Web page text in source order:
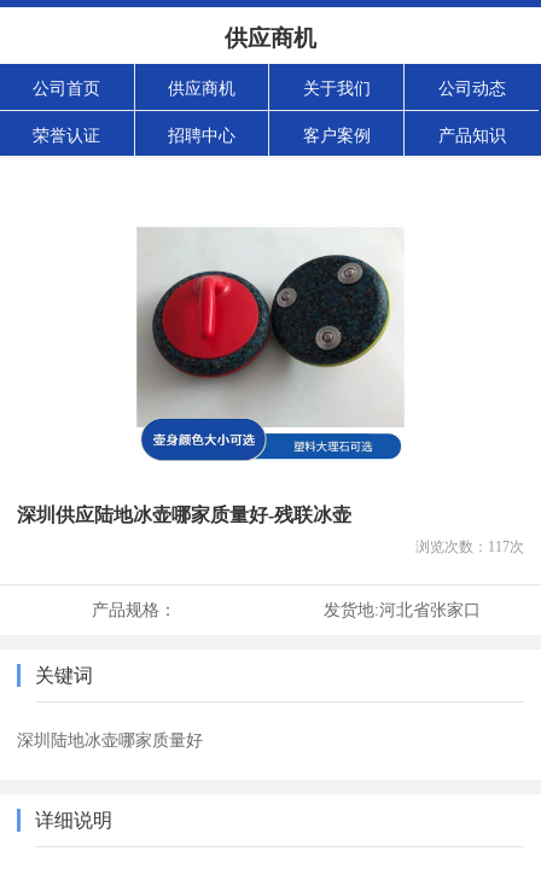
供应商机
公司首页 供应商机 关于我们 公司动态
荣誉认证 招聘中心 客户案例 产品知识
深圳供应陆地冰壶哪家质量好-残联冰壶
浏览次数： 117次
产品规格： 发货地:河北省张家口
关键词
深圳陆地冰壶哪家质量好
详细说明